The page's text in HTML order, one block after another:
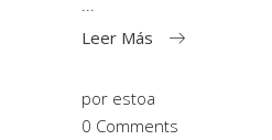
Leer Más
por estoa
0 Comments